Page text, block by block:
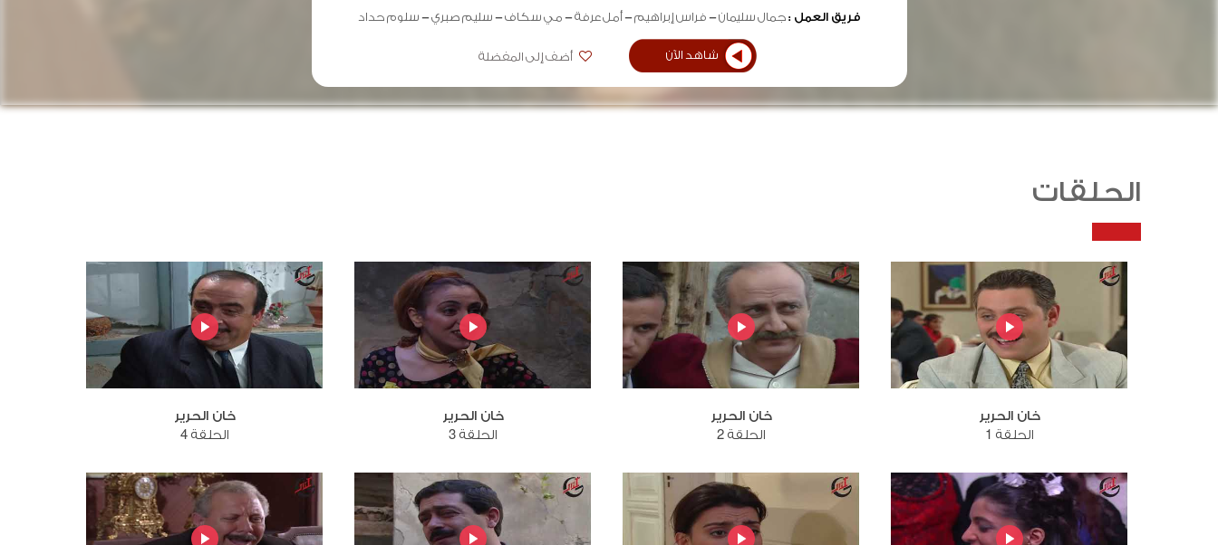
فريق العمل :جمال سليمان فراس إبراهيم أمل عرفة مي سكاف سليم صبري سلوم حداد
شاهد الآن أضف إلى المفضلة
الحلقات
خان الحرير
الحلقة 1
خان الحرير
الحلقة 2
خان الحرير
الحلقة 3
خان الحرير
الحلقة 4